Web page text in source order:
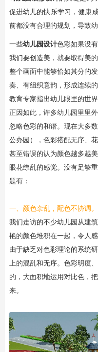
促进幼儿的快乐学习，健康
前都没有合理的规划，导致
一些幼儿园设计色彩如果没
我们要创造美，就要取得美
整个画面中能够恰如其分的
奏、有组织意韵，形成连续
教育专家指出幼儿眼里的世界
正因如此，许多幼儿园里里
忽略色彩的和谐。现在大多
公办园），色彩搭配无序、花
甚至错误的认为颜色越多越
眼花缭乱的感觉。没有足够
题有：
一、颜色杂乱，配色不协调。
我们走访的不少幼儿园从建
艳的颜色堆积在一起，令人感
由于缺乏对色彩理论的系统
上的混乱和无序。色彩明度
的，大面积地运用对比色，
来。